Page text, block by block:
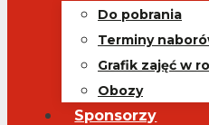
Do pobrania
Terminy
Grafik zajęć w
Obozy
Sponsorzy